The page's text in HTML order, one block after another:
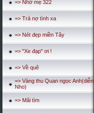
=> Nhớ mẹ 322
=> Trả nợ tình xa
=> Nét đẹp miền Tây
=> "Xe đạp" ơi !
=> Về quê
=> Vàng thu Quan ngọc Anh(diễn
Nho)
=> Mãi tìm